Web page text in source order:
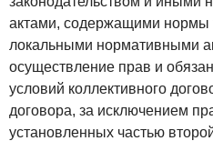
актами, содержащими нормы
локальными нормативными
осуществление прав и
условий коллективного
договора, за исключением
установленных частью